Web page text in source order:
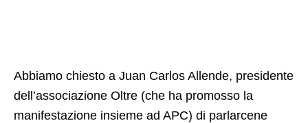
Abbiamo chiesto a Juan Carlos Allende, presidente
dell’associazione Oltre (che ha promosso la
manifestazione insieme ad APC) di parlarcene